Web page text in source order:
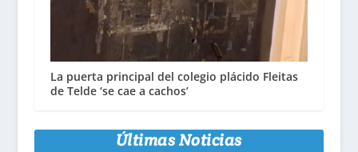
La puerta principal del colegio plácido Fleitas
de Telde ‘se cae a cachos’
Últimas Noticias